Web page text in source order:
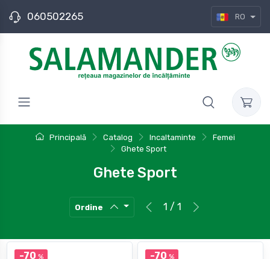
060502265 RO
Principală Catalog Incaltaminte
Femei
Ghete Sport
Ghete Sport
Ordine 1 / 1
-70 % -70 %